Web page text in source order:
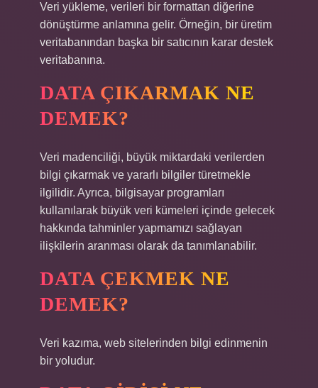
Veri yükleme, verileri bir formattan diğerine
dönüştürme anlamına gelir. Örneğin, bir üretim
veritabanından başka bir satıcının karar destek
veritabanına.
DATA ÇIKARMAK NE
DEMEK?
Veri madenciliği, büyük miktardaki verilerden
bilgi çıkarmak ve yararlı bilgiler türetmekle
ilgilidir. Ayrıca, bilgisayar programları
kullanılarak büyük veri kümeleri içinde gelecek
hakkında tahminler yapmamızı sağlayan
ilişkilerin aranması olarak da tanımlanabilir.
DATA ÇEKMEK NE
DEMEK?
Veri kazıma, web sitelerinden bilgi edinmenin
bir yoludur.